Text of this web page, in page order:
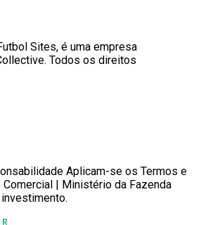
Sites, é uma empresa
Todos os direitos
Aplicam-se os Termos e
| Ministério da Fazenda